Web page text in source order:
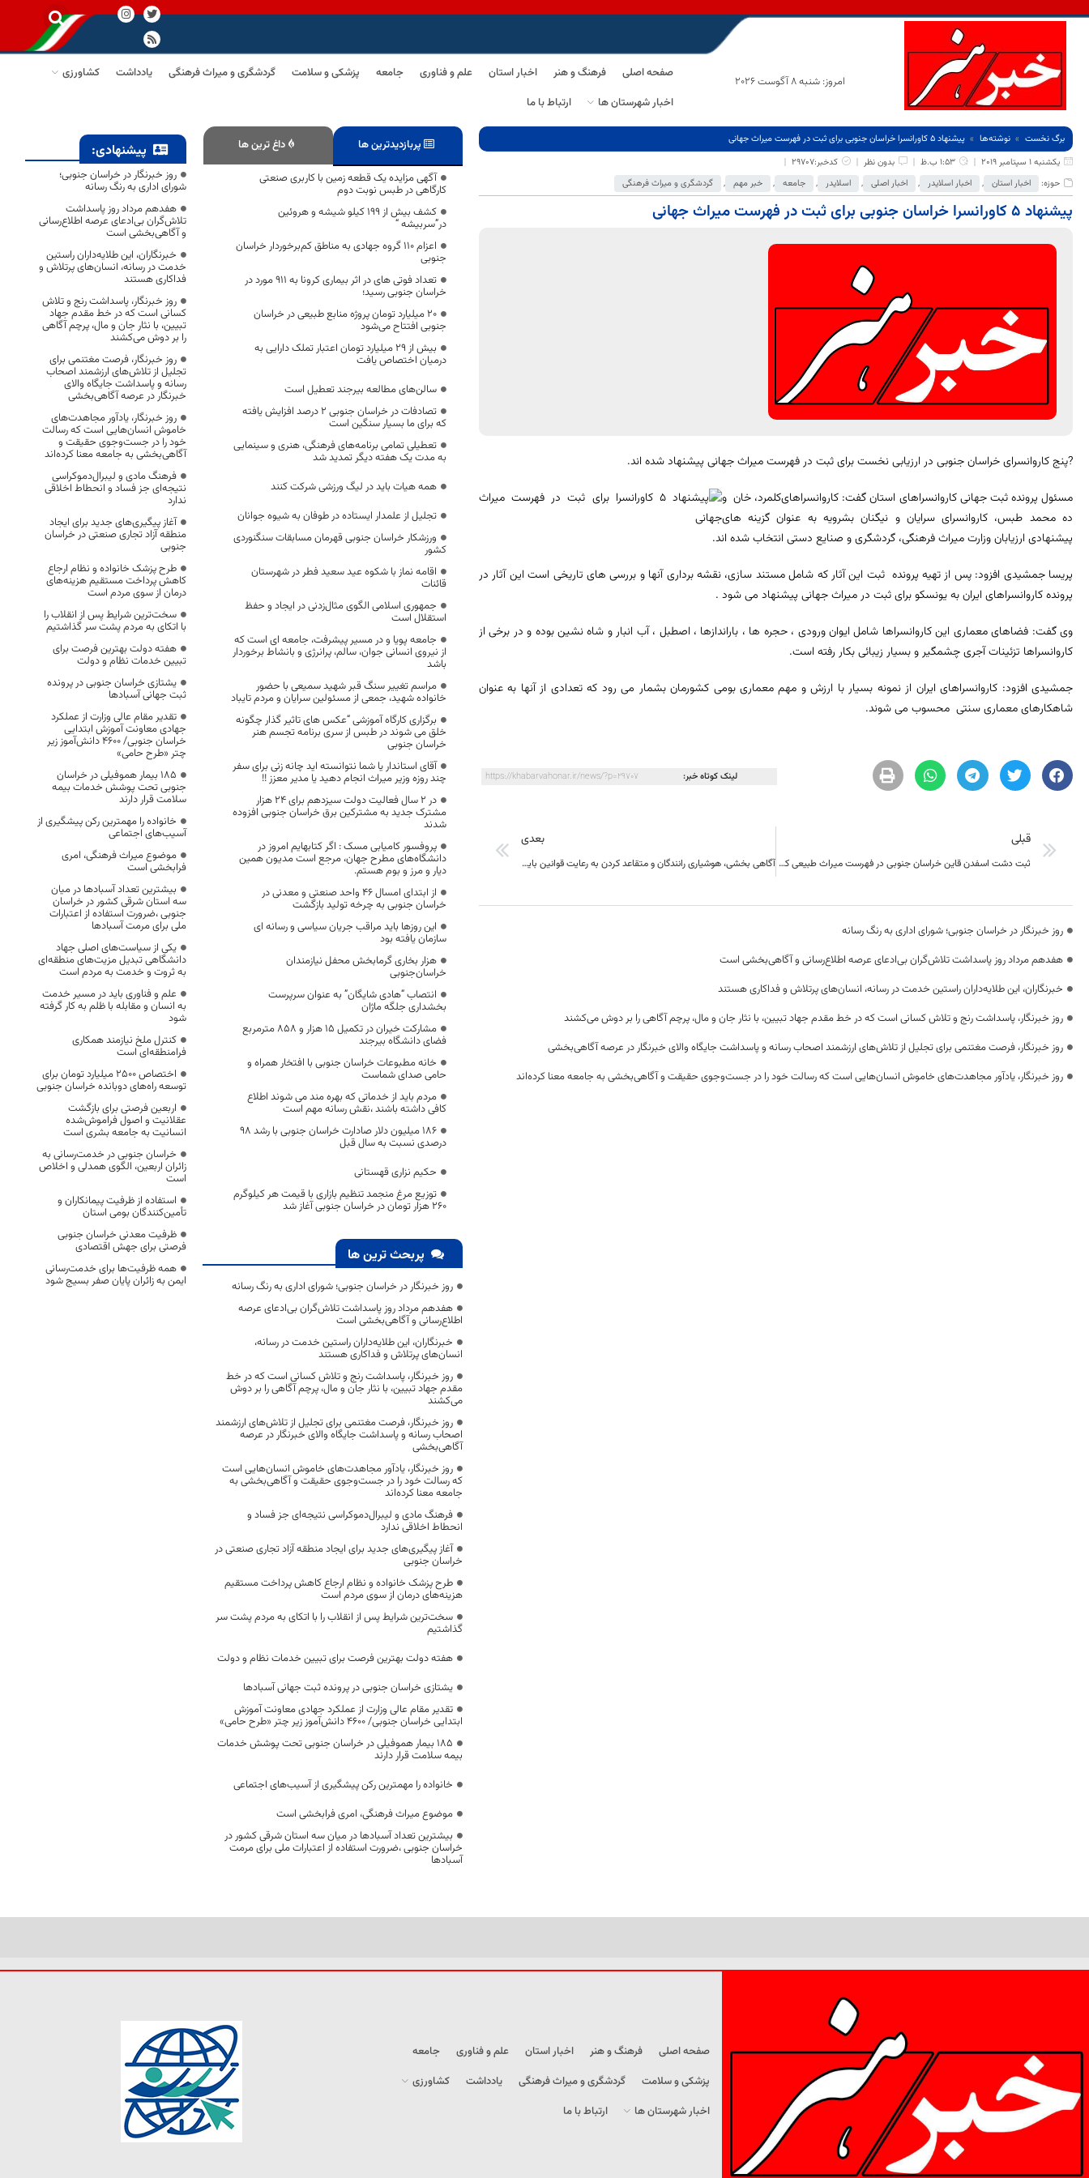
امروز: شنبه 8 آگوست 2026
صفحه اصلی فرهنگ و هنر اخبار استان علم و فناوری جامعه پزشکی و سلامت گردشگری و میراث فرهنگی یادداشت
کشاورزی
اخبار شهرستان ها
ارتباط با ما
برگ نخست نوشته‌ها
پیشنهاد 5 کاورانسرا خراسان جنوبی برای ثبت در فهرست میراث جهانی
یکشنبه 1 سپتامبر 2019
1:53 ب.ظ بدون نظر
کدخبر:29707
حوزه:
اخبار استان , اخبار اسلایدر , اخبار اصلی , اسلایدر , جامعه , خبر مهم , گردشگری و میراث فرهنگی
پیشنهاد 5 کاورانسرا خراسان جنوبی برای ثبت در فهرست میراث جهانی
?پنج کاروانسرای خراسان جنوبی در ارزیابی نخست برای ثبت در فهرست میراث جهانی پیشنهاد شده اند.
مسئول پرونده ثبت جهانی کاروانسراهای استان گفت: کاروانسراهایکلمرد، خان و
ده محمد طبس، کاروانسرای سرایان و نیگنان بشرویه به عنوان گزینه های
پیشنهادی ارزیابان وزارت میراث فرهنگی، گردشگری و صنایع دستی انتخاب شده اند.
پریسا جمشیدی افزود: پس از تهیه پرونده ثبت این آثار که شامل مستند سازی، نقشه برداری آنها و بررسی های تاریخی است این آثار در
پرونده کاروانسراهای ایران به یونسکو برای ثبت در میراث جهانی پیشنهاد می شود .
وی گفت: فضاهای معماری این کاروانسراها شامل ایوان ورودی ، حجره ها ، باراندازها ، اصطبل ، آب انبار و شاه نشین بوده و در برخی از
کاروانسراها تزئینات آجری چشمگیر و بسیار زیبائی بکار رفته است.
جمشیدی افزود: کاروانسراهای ایران از نمونه بسیار با ارزش و مهم معماری بومی کشورمان بشمار می رود که تعدادی از آنها به عنوان
شاهکارهای معماری سنتی محسوب می شوند.
لینک کوتاه خبر: https://khabarvahonar.ir/news/?p=29707
قبلی
ثبت دشت اسفدن قاین خراسان جنوبی در فهرست میراث طبیعی کشور
بعدی
آگاهی بخشی، هوشیاری رانندگان و متقاعد کردن به رعایت قوانین باید جدی گرفته شود
روز خبرنگار در خراسان جنوبی؛ شورای اداری به رنگ رسانه
هفدهم مرداد روز پاسداشت تلاش‌گران بی‌ادعای عرصه اطلاع‌رسانی و آگاهی‌بخشی است
خبرنگاران، این طلایه‌داران راستین خدمت در رسانه، انسان‌های پرتلاش و فداکاری هستند
روز خبرنگار، پاسداشت رنج و تلاش کسانی است که در خط مقدم جهاد تبیین، با نثار جان و مال، پرچم آگاهی را بر دوش می‌کشند
روز خبرنگار، فرصت مغتنمی برای تجلیل از تلاش‌های ارزشمند اصحاب رسانه و پاسداشت جایگاه والای خبرنگار در عرصه آگاهی‌بخشی
روز خبرنگار، یادآور مجاهدت‌های خاموش انسان‌هایی است که رسالت خود را در جست‌وجوی حقیقت و آگاهی‌بخشی به جامعه معنا کرده‌اند
پربازدیدترین ها داغ ترین ها
آگهی مزایده یک قطعه زمین با کاربری صنعتی
کارگاهی در طبس نوبت دوم
کشف بیش از 199 کيلو شیشه و هروئین
در”سربیشه “
اعزام ۱۱۰ گروه جهادی به مناطق کم‌برخوردار خراسان
جنوبی
تعداد فوتی های در اثر بیماری کرونا به 911 مورد در
خراسان جنوبی رسید؛
۲۰ میلیارد تومان پروژه منابع طبیعی در خراسان
جنوبی افتتاح می‌شود
بیش از ۲۹‌ میلیارد تومان اعتبار تملک دارایی به
درمیان اختصاص یافت
سالن‌های مطالعه بیرجند تعطیل است
تصادفات در خراسان جنوبی ۲ درصد افزایش یافته
که برای ما بسیار سنگین است
تعطیلی تمامی برنامه‌های فرهنگی، هنری و سینمایی
به مدت یک هفته دیگر تمدید شد
همه هیات باید در لیگ ورزشی شرکت کنند
تجلیل از علمدار ایستاده در طوفان به شیوه جوانان
ورزشکار خراسان جنوبی قهرمان مسابقات سنگنوردی
کشور
اقامه نماز با شکوه عید سعید فطر در شهرستان
قائنات
جمهوری اسلامی الگوی مثال‌زدنی در ایجاد و حفظ
استقلال است
جامعه پویا و در مسیر پیشرفت، جامعه ای است که
از نیروی انسانی جوان، سالم، پرانرژی و بانشاط برخوردار
باشد
مراسم تغییر سنگ قبر شهید سمیعی با حضور
خانواده شهید، جمعی از مسئولین سرایان و مردم تایباد
برگزاری کارگاه آموزشی “عکس های تاثیر گذار چگونه
خلق می شوند در طبس از سری برنامه تجسم هنر
خراسان جنوبی
آقای استاندار یا شما نتوانسته اید چانه زنی برای سفر
چند روزه وزیر میراث انجام دهید یا مدیر معزز !!
در ۲ سال فعالیت دولت سیزدهم برای ۲۴ هزار
مشترک جدید به مشترکین برق خراسان جنوبی افزوده
شدند
پروفسور کامیابی مسک : اگر کتابهایم امروز در
دانشگاه‌های مطرح جهان، مرجع است مدیون همین
دیار و مرز و بوم هستم.
از ابتدای امسال ۴۶ واحد صنعتی و معدنی در
خراسان جنوبی به چرخه تولید بازگشت
این روزها باید مراقب جریان سیاسی و رسانه ای
سازمان یافته بود
هزار بخاری گرمابخش محفل نیازمندان
خراسان‌جنوبی
انتصاب “هادی شایگان” به عنوان سرپرست
بخشداری جلگه ماژان
مشارکت خیران در تکمیل ۱۵ هزار و ۸۵۸ مترمربع
فضای دانشگاه بیرجند
خانه مطبوعات خراسان جنوبی با افتخار همراه و
حامی صدای شماست
مردم باید از خدماتی که بهره مند می شوند اطلاع
کافی داشته باشند ،نقش رسانه مهم است
۱۸۶ میلیون دلار صادارت خراسان جنوبی با رشد 98
درصدی نسبت به سال قبل
حکیم نزاری قهستانی
توزیع مرغ منجمد تنظیم بازاری با قیمت هر کیلوگرم
۲۶۰ هزار تومان در خراسان جنوبی آغاز شد
پربحث ترین ها
روز خبرنگار در خراسان جنوبی؛ شورای اداری به رنگ رسانه
هفدهم مرداد روز پاسداشت تلاش‌گران بی‌ادعای عرصه
اطلاع‌رسانی و آگاهی‌بخشی است
خبرنگاران، این طلایه‌داران راستین خدمت در رسانه،
انسان‌های پرتلاش و فداکاری هستند
روز خبرنگار، پاسداشت رنج و تلاش کسانی است که در خط
مقدم جهاد تبیین، با نثار جان و مال، پرچم آگاهی را بر دوش
می‌کشند
روز خبرنگار، فرصت مغتنمی برای تجلیل از تلاش‌های ارزشمند
اصحاب رسانه و پاسداشت جایگاه والای خبرنگار در عرصه
آگاهی‌بخشی
روز خبرنگار، یادآور مجاهدت‌های خاموش انسان‌هایی است
که رسالت خود را در جست‌وجوی حقیقت و آگاهی‌بخشی به
جامعه معنا کرده‌اند
فرهنگ مادی و لیبرال‌دموکراسی نتیجه‌ای جز فساد و
انحطاط اخلاقی ندارد
آغاز پیگیری‌های جدید برای ایجاد منطقه آزاد تجاری صنعتی در
خراسان جنوبی
طرح پزشک خانواده و نظام ارجاع کاهش پرداخت مستقیم
هزینه‌های درمان از سوی مردم است
سخت‌ترین شرایط پس از انقلاب را با اتکای به مردم پشت سر
گذاشتیم
هفته دولت بهترین فرصت برای تبیین خدمات نظام و دولت
یشتازی خراسان جنوبی در پرونده ثبت جهانی آسبادها
تقدیر مقام عالی وزارت از عملکرد جهادی معاونت آموزش
ابتدایی خراسان جنوبی/ ۴۶۰۰ دانش‌آموز زیر چتر «طرح حامی»
۱۸۵ بیمار هموفیلی در خراسان جنوبی تحت پوشش خدمات
بیمه سلامت قرار دارند
خانواده را مهمترین رکن پیشگیری از آسیب‌های اجتماعی
موضوع میراث فرهنگی، امری فرابخشی است
بیشترین تعداد آسبادها در میان سه استان شرقی کشور در
خراسان جنوبی ،ضرورت استفاده از اعتبارات ملی برای مرمت
آسبادها
پیشنهادی:
روز خبرنگار در خراسان جنوبی؛
شورای اداری به رنگ رسانه
هفدهم مرداد روز پاسداشت
تلاش‌گران بی‌ادعای عرصه اطلاع‌رسانی
و آگاهی‌بخشی است
خبرنگاران، این طلایه‌داران راستین
خدمت در رسانه، انسان‌های پرتلاش و
فداکاری هستند
روز خبرنگار، پاسداشت رنج و تلاش
کسانی است که در خط مقدم جهاد
تبیین، با نثار جان و مال، پرچم آگاهی
را بر دوش می‌کشند
روز خبرنگار، فرصت مغتنمی برای
تجلیل از تلاش‌های ارزشمند اصحاب
رسانه و پاسداشت جایگاه والای
خبرنگار در عرصه آگاهی‌بخشی
روز خبرنگار، یادآور مجاهدت‌های
خاموش انسان‌هایی است که رسالت
خود را در جست‌وجوی حقیقت و
آگاهی‌بخشی به جامعه معنا کرده‌اند
فرهنگ مادی و لیبرال‌دموکراسی
نتیجه‌ای جز فساد و انحطاط اخلاقی
ندارد
آغاز پیگیری‌های جدید برای ایجاد
منطقه آزاد تجاری صنعتی در خراسان
جنوبی
طرح پزشک خانواده و نظام ارجاع
کاهش پرداخت مستقیم هزینه‌های
درمان از سوی مردم است
سخت‌ترین شرایط پس از انقلاب را
با اتکای به مردم پشت سر گذاشتیم
هفته دولت بهترین فرصت برای
تبیین خدمات نظام و دولت
یشتازی خراسان جنوبی در پرونده
ثبت جهانی آسبادها
تقدیر مقام عالی وزارت از عملکرد
جهادی معاونت آموزش ابتدایی
خراسان جنوبی/ ۴۶۰۰ دانش‌آموز زیر
چتر «طرح حامی»
۱۸۵ بیمار هموفیلی در خراسان
جنوبی تحت پوشش خدمات بیمه
سلامت قرار دارند
خانواده را مهمترین رکن پیشگیری از
آسیب‌های اجتماعی
موضوع میراث فرهنگی، امری
فرابخشی است
بیشترین تعداد آسبادها در میان
سه استان شرقی کشور در خراسان
جنوبی ،ضرورت استفاده از اعتبارات
ملی برای مرمت آسبادها
یکی از سیاست‌های اصلی جهاد
دانشگاهی تبدیل مزیت‌های منطقه‌ای
به ثروت و خدمت به مردم است
علم و فناوری باید در مسیر خدمت
به انسان و مقابله با ظلم به کار گرفته
شود
کنترل ملخ نیازمند همکاری
فرامنطقه‌ای است
اختصاص 2500 میلیارد تومان برای
توسعه راه‌های دوبانده خراسان جنوبی
اربعین فرصتی برای بازگشت
عقلانیت و اصول فراموش‌شده
انسانیت به جامعه بشری است
خراسان جنوبی در خدمت‌رسانی به
زائران اربعین، الگوی همدلی و اخلاص
است
استفاده از ظرفیت پیمانکاران و
تأمین‌کنندگان بومی استان
ظرفیت معدنی خراسان جنوبی
فرصتی برای جهش اقتصادی
همه ظرفیت‌ها برای خدمت‌رسانی
ایمن به زائران پایان صفر بسیج شود
صفحه اصلی فرهنگ و هنر اخبار استان علم و فناوری
جامعه
پزشکی و سلامت
گردشگری و میراث فرهنگی یادداشت
کشاورزی
اخبار شهرستان ها
ارتباط با ما